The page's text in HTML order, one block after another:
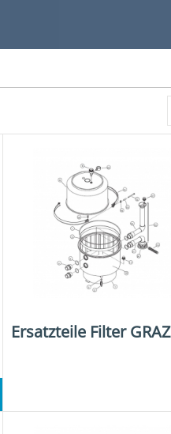
Ersatzteile Filter GRAZ